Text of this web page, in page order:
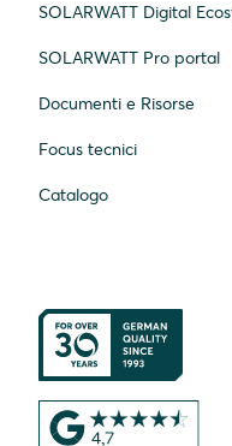
SOLARWATT Digital
SOLARWATT Pro portal
Documenti e Risorse
Focus tecnici
Catalogo